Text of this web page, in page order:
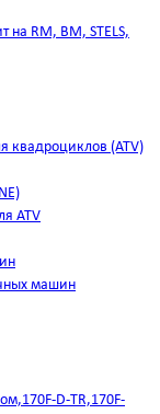
на RM, BM, STELS,
квадроциклов (АТV)
ATV
машин
D-TR,170F-